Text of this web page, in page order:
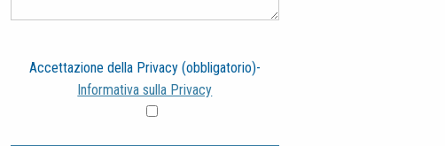
Accettazione della Privacy (obbligatorio)-
Informativa sulla Privacy